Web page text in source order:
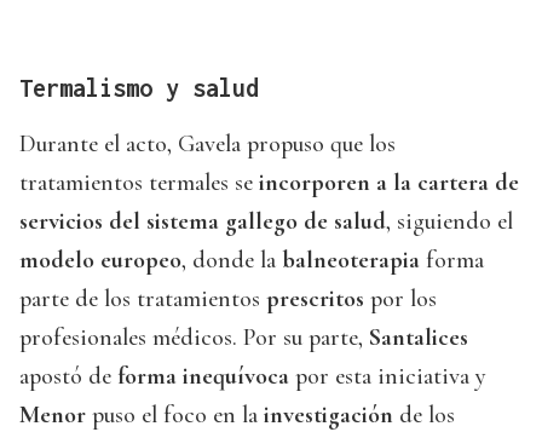
Termalismo y salud
Durante el acto, Gavela propuso que los
tratamientos termales se incorporen a la cartera de
servicios del sistema gallego de salud, siguiendo el
modelo europeo, donde la balneoterapia forma
parte de los tratamientos prescritos por los
profesionales médicos. Por su parte, Santalices
apostó de forma inequívoca por esta iniciativa y
Menor puso el foco en la investigación de los